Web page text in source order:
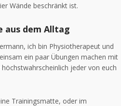
Wände beschränkt ist.
aus dem Alltag
ich bin Physiotherapeut und
ein paar Übungen machen mit
jeder von euch
Trainingsmatte, oder im